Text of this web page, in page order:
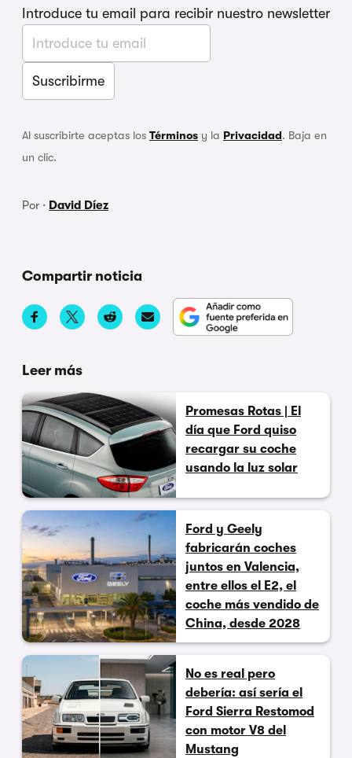
Introduce tu email para recibir nuestro newsletter
Al suscribirte aceptas los Términos y la Privacidad. Baja en
un clic.
Por · David Díez
Compartir noticia
Leer más
Promesas Rotas | El
día que Ford quiso
recargar su coche
usando la luz solar
Ford y Geely
fabricarán coches
juntos en Valencia,
entre ellos el E2, el
coche más vendido de
China, desde 2028
No es real pero
debería: así sería el
Ford Sierra Restomod
con motor V8 del
Mustang